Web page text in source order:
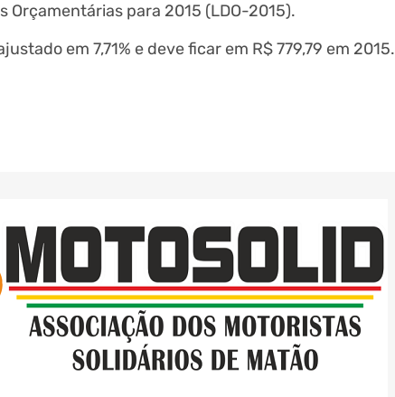
Orçamentárias para 2015 (LDO-2015).
em 7,71% e deve ficar em R$ 779,79 em 2015.